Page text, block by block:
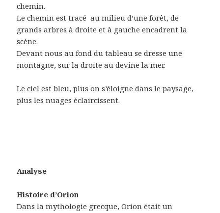
chemin.
Le chemin est tracé au milieu d’une forêt, de
grands arbres à droite et à gauche encadrent la
scène.
Devant nous au fond du tableau se dresse une
montagne, sur la droite au devine la mer.
Le ciel est bleu, plus on s’éloigne dans le paysage,
plus les nuages éclaircissent.
Analyse
Histoire d’Orion
Dans la mythologie grecque, Orion était un